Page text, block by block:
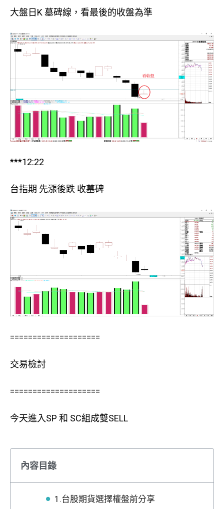
大盤日K 墓碑線，看最後的收盤為準
***12:22
台指期 先漲後跌 收墓碑
====================
交易檢討
====================
今天進入SP 和 SC組成雙SELL
內容目錄
1.台股期貨選擇權盤前分享